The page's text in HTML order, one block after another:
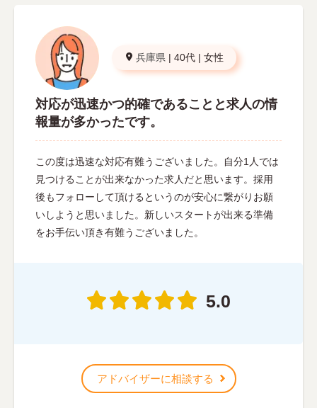
兵庫県 | 40代 | 女性
対応が迅速かつ的確であることと求人の情
報量が多かったです。
この度は迅速な対応有難うございました。自分1人では
見つけることが出来なかった求人だと思います。採用
後もフォローして頂けるというのが安心に繋がりお願
いしようと思いました。新しいスタートが出来る準備
をお手伝い頂き有難うございました。
5.0
アドバイザーに相談する